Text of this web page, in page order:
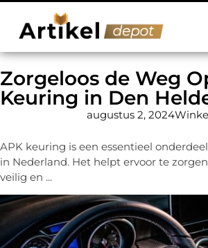
Zorgeloos de Weg
Keuring in Den
augustus 2, 2024
APK keuring is een essentieel
in Nederland. Het helpt ervoor te
veilig en ...